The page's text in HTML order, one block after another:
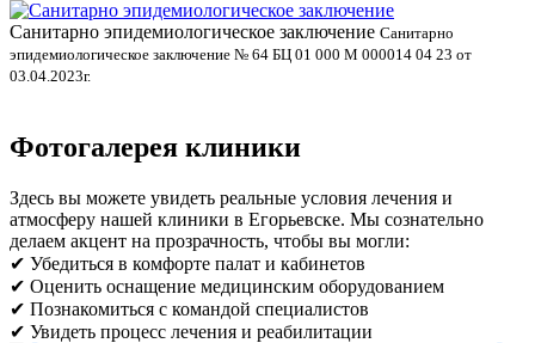
Санитарно эпидемиологическое заключение Санитарно
эпидемиологическое заключение № 64 БЦ 01 000 М 000014 04 23 от
03.04.2023г.
Фотогалерея клиники
Здесь вы можете увидеть реальные условия лечения и
атмосферу нашей клиники в Егорьевске. Мы сознательно
делаем акцент на прозрачность, чтобы вы могли:
✔ Убедиться в комфорте палат и кабинетов
✔ Оценить оснащение медицинским оборудованием
✔ Познакомиться с командой специалистов
✔ Увидеть процесс лечения и реабилитации